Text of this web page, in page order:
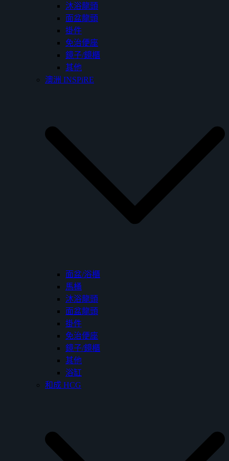
沐浴龍頭
面盆龍頭
掛件
免治便座
鏡子/鏡櫃
其他
澳洲 INSPiRE
面盆/浴櫃
馬桶
沐浴龍頭
面盆龍頭
掛件
免治便座
鏡子/鏡櫃
其他
浴缸
和成 HCG